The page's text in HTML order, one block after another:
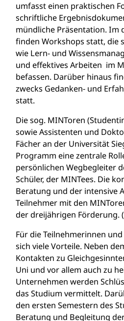
umfasst einen praktischen
schriftliche
mündliche Präsentation. Im
finden Workshops statt, die
wie Lern- und
und effektives Arbeiten im
befassen. Darüber hinaus
zwecks Gedanken- und
statt.
Die sog. MINToren
sowie Assistenten und
Fächer an der Universität
Programm eine zentrale
persönlichen Wegbegleiter
Schüler, der MINTees. Die
Beratung und der intensive
Teilnehmer mit den
der dreijährigen Förderung. (
Für die Teilnehmerinnen
sich viele Vorteile. Neben
Kontakten zu
Uni und vor allem auch zu
Unternehmen werden
das Studium vermittelt.
den ersten Semestern des
Beratung und Begleitung